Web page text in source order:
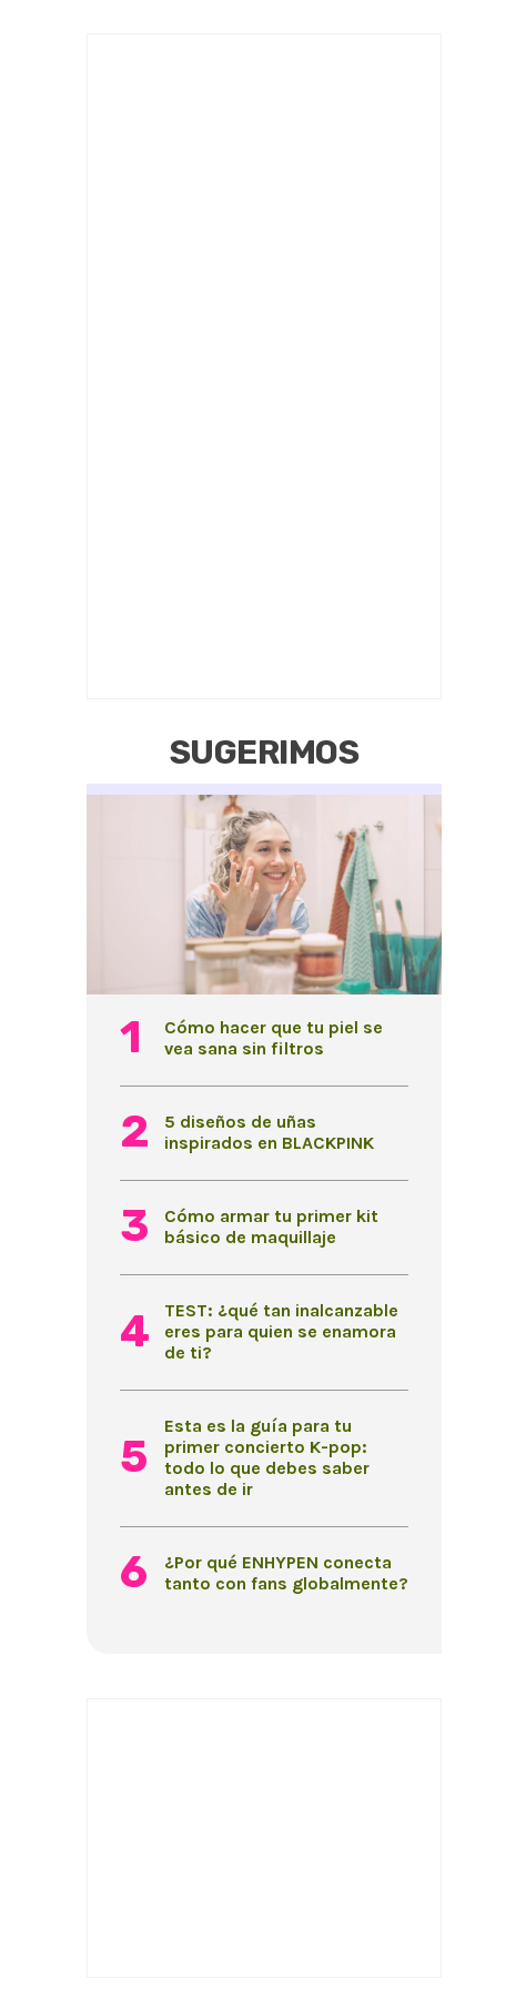
SUGERIMOS
Cómo hacer que tu piel se
vea sana sin filtros
5 diseños de uñas
inspirados en BLACKPINK
Cómo armar tu primer kit
básico de maquillaje
TEST: ¿qué tan inalcanzable
eres para quien se enamora
de ti?
Esta es la guía para tu
primer concierto K-pop:
todo lo que debes saber
antes de ir
¿Por qué ENHYPEN conecta
tanto con fans globalmente?